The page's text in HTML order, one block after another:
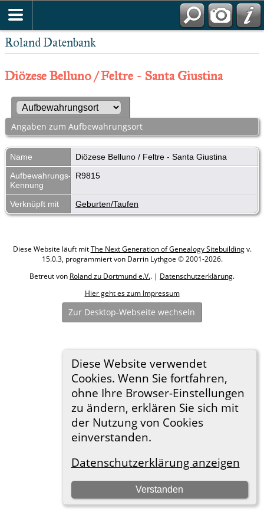
Roland Datenbank
Diese Website verwendet
Cookies. Wenn Sie fortfahren,
ohne Ihre Browser-Einstellungen
zu ändern, erklären Sie sich mit
der Nutzung von Cookies
einverstanden.
Datenschutzerklärung anzeigen
Verstanden
Diözese Belluno / Feltre - Santa Giustina
Angaben zum Aufbewahrungsort
Name
Diözese Belluno / Feltre - Santa Giustina
Aufbewahrungs-
Kennung
R9815
Verknüpft mit Geburten/Taufen
Diese Website läuft mitThe Next Generation of Genealogy Sitebuildingv.
15.0.3, programmiert von Darrin Lythgoe © 2001-2026.
Betreut von Roland zu Dortmund e.V.. | Datenschutzerklärung.
Hier geht es zum Impressum
Zur Desktop-Webseite wechseln